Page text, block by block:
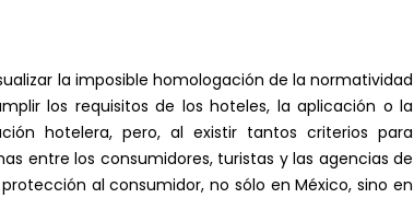
la imposible homologación de la normatividad
los requisitos de los hoteles, la aplicación o la
hotelera, pero, al existir tantos criterios para
entre los consumidores, turistas y las agencias de
al consumidor, no sólo en México, sino en